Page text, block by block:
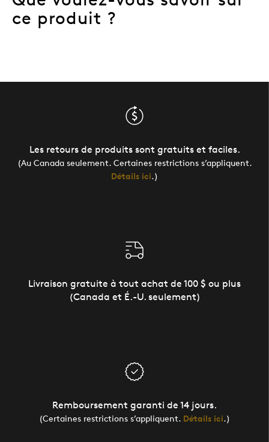
ce produit ?
Les retours de produits sont gratuits et faciles.
(Au Canada seulement. Certaines restrictions s’appliquent.
Détails ici.)
Livraison gratuite à tout achat de 100 $ ou plus
(Canada et É.-U. seulement)
Remboursement garanti de 14 jours.
(Certaines restrictions s’appliquent. Détails ici.)